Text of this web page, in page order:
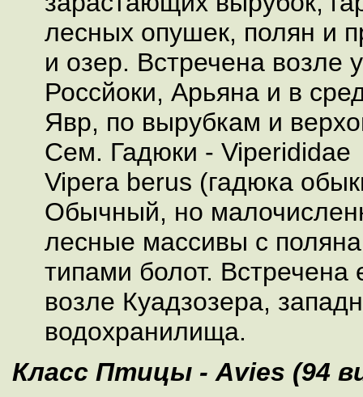
лесных опушек, полян и
и озер. Встречена возле
Россйоки, Арьяна и в
Явр, по вырубкам и
Сем. Гадюки - Viperididae
Vipera berus (гадюка
Обычный, но
лесные массивы с
типами болот. Встречена
возле Куадзозера,
водохранилища.
Класс Птицы - Avies (94